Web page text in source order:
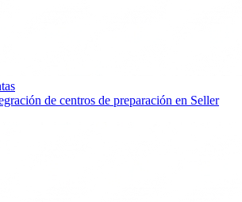
de centros de preparación en Seller